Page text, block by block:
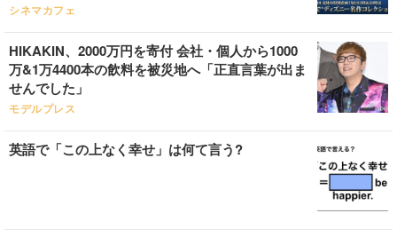
シネマカフェ
HIKAKIN、2000万円を寄付 会社・個人から1000
万&1万4400本の飲料を被災地へ「正直言葉が出ま
せんでした」
モデルプレス
英語で「この上なく幸せ」は何て言う?